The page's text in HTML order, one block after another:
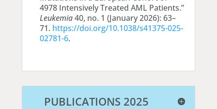
4978 Intensively Treated AML Patients.”
Leukemia40, no. 1 (January 2026): 63–
71. https://doi.org/10.1038/s41375-025-
02781-6.
PUBLICATIONS 2025